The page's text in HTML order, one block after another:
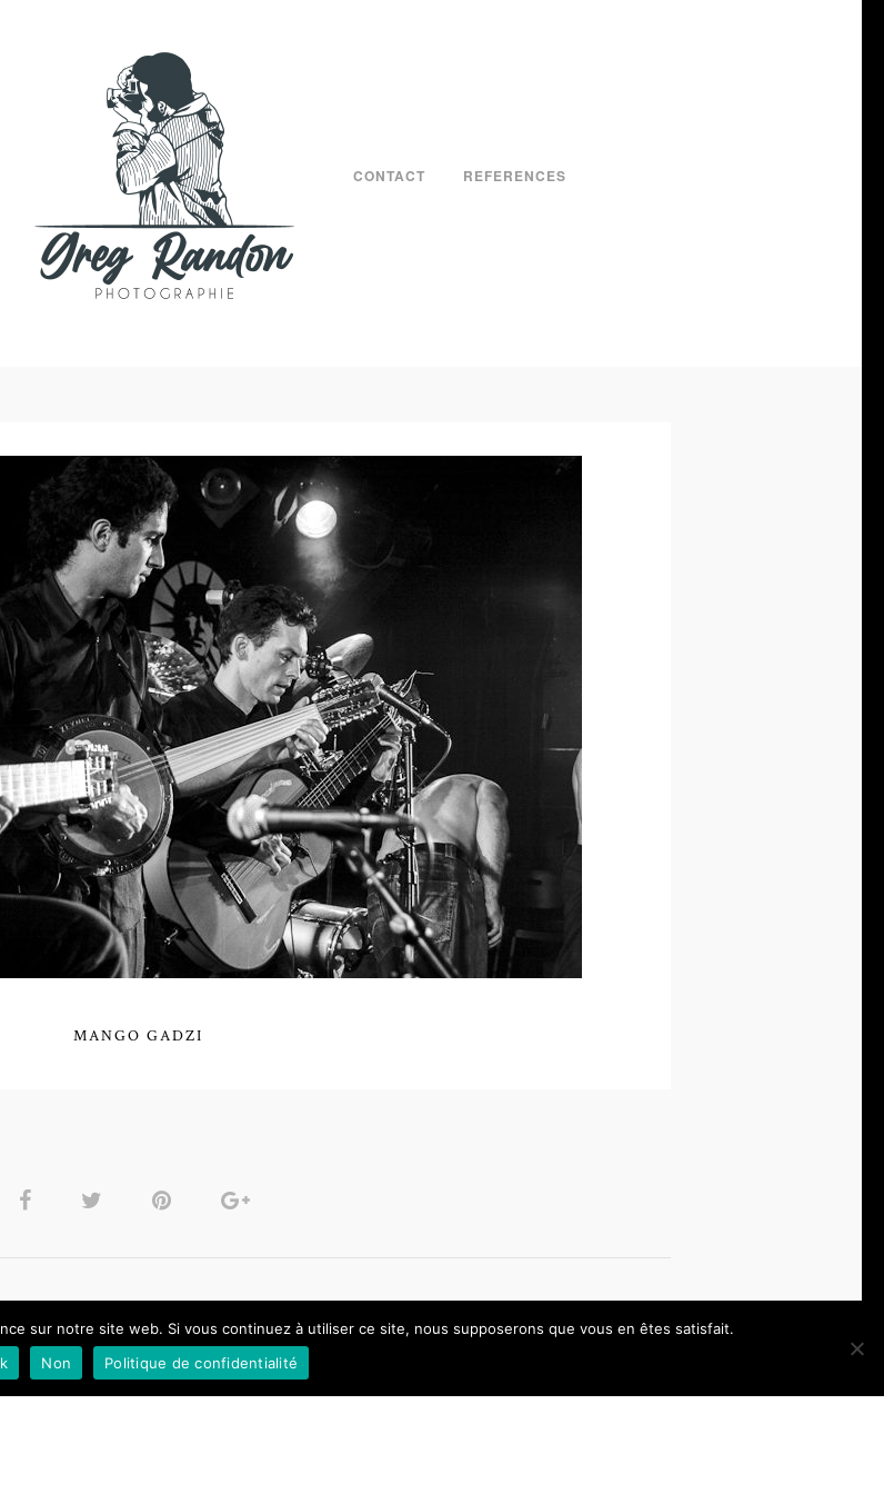
CONTACT REFERENCES
MANGO GADZI
Laisser un commentaire
être connecté(e) pour publier un commentaire.
sur notre site web. Si vous continuez à utiliser ce site, nous supposerons que vous en êtes satisfait.
Non Politique de confidentialité